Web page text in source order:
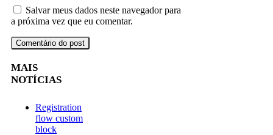
Salvar meus dados neste navegador para
a próxima vez que eu comentar.
MAIS
NOTÍCIAS
Registration
flow custom
block